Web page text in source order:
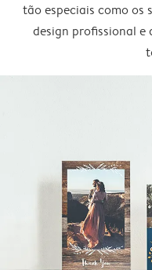
tão especiais como os
design profissional e